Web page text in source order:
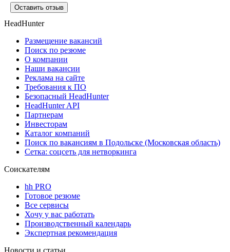
Оставить отзыв
HeadHunter
Размещение вакансий
Поиск по резюме
О компании
Наши вакансии
Реклама на сайте
Требования к ПО
Безопасный HeadHunter
HeadHunter API
Партнерам
Инвесторам
Каталог компаний
Поиск по вакансиям в Подольске (Московская область)
Сетка: соцсеть для нетворкинга
Соискателям
hh PRO
Готовое резюме
Все сервисы
Хочу у вас работать
Производственный календарь
Экспертная рекомендация
Новости и статьи